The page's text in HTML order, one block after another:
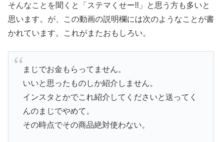
そんなことを聞くと「ステマくせー!!」と思う方も多いと
思います。が、この動画の説明欄には次のようなことが書
かれています。これがまたおもしろい。
まじでお金もらってません。
いいと思ったものしか紹介しません。
インスタとかでこれ紹介してくださいと送ってく
んのまじでやめて。
その時点でその商品絶対使わない。